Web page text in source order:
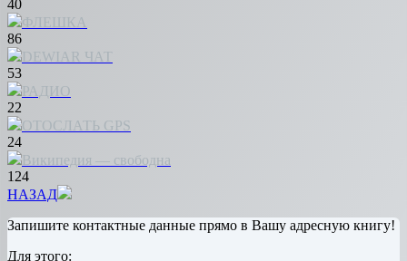
40
ФЛЕШКА
86
DEWIAR ЧАТ
53
РАДИО
22
ОТОСЛАТЬ GPS
24
Википедия — свободна
124
НАЗАД
Запишите контактные данные прямо в Вашу адресную книгу!
Для этого: